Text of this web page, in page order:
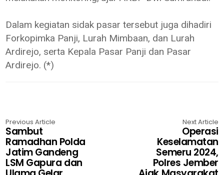
Dalam kegiatan sidak pasar tersebut juga dihadiri
Forkopimka Panji, Lurah Mimbaan, dan Lurah
Ardirejo, serta Kepala Pasar Panji dan Pasar
Ardirejo. (*)
Previous Article
Sambut
Ramadhan Polda
Jatim Gandeng
LSM Gapura dan
Next Article
Operasi
Keselamatan
Semeru 2024,
Polres Jember